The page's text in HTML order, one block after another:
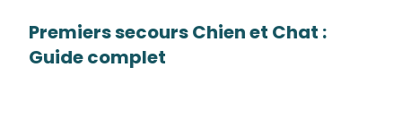
Premiers secours Chien et Chat :
Guide complet